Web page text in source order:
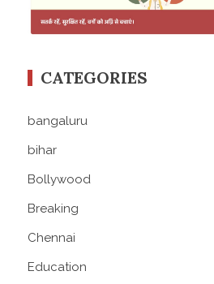
CATEGORIES
bangaluru
bihar
Bollywood
Breaking
Chennai
Education